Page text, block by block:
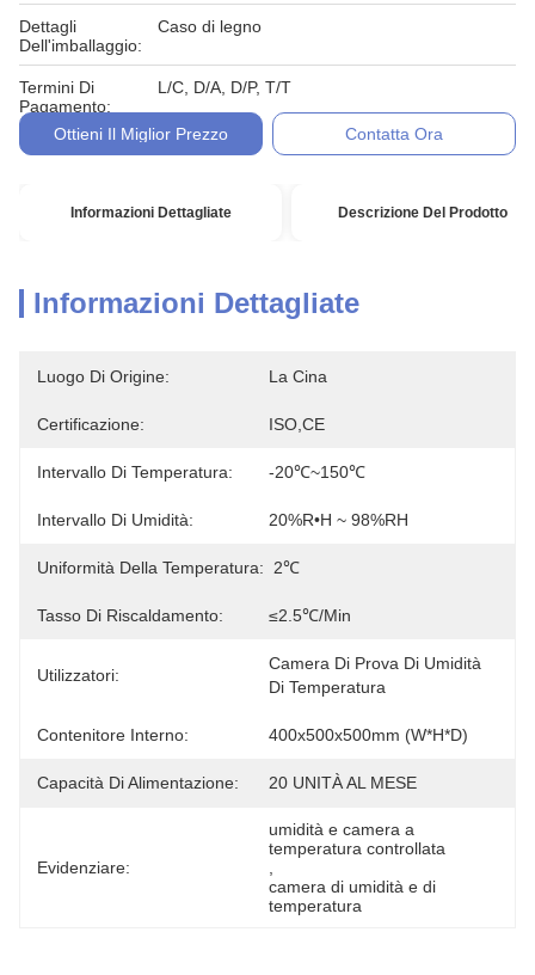
Dettagli
Dell'imballaggio:
Caso di legno
Termini Di
Pagamento:
L/C, D/A, D/P, T/T
Ottieni Il Miglior Prezzo Contatta Ora
Informazioni Dettagliate Descrizione Del Prodotto
Informazioni Dettagliate
Luogo Di Origine: La Cina
Certificazione: ISO,CE
Intervallo Di Temperatura: -20℃~150℃
Intervallo Di Umidità: 20%R•H ~ 98%RH
Uniformità Della Temperatura: 2℃
Tasso Di Riscaldamento: ≤2.5℃/min
Utilizzatori:
Camera Di Prova Di Umidità
Di Temperatura
Contenitore Interno: 400x500x500mm (W*H*D)
Capacità Di Alimentazione: 20 UNITÀ AL MESE
Evidenziare:
umidità e camera a
temperatura controllata
camera di umidità e di
temperatura